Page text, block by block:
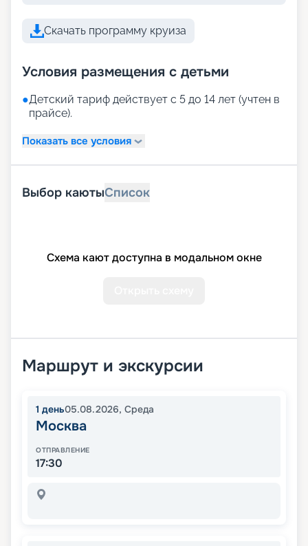
Скачать программу круиза
Условия размещения с детьми
●Детский тариф действует с 5 до 14 лет (учтен в
прайсе).
Показать все условия
Выбор каютыСписок
Схема кают доступна в модальном окне
Маршрут и экскурсии
1 день05.08.2026, Среда
Москва
ОТПРАВЛЕНИЕ
17:30